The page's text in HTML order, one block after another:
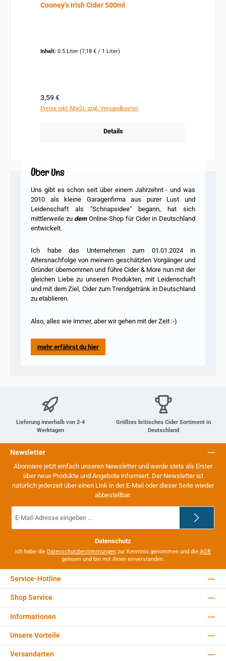
Cooney’s Irish Cider 500ml
Inhalt: 0.5 Liter (7,18 € / 1 Liter)
Regulärer Preis:
3,59 €
Preise inkl. MwSt. zzgl. Versandkosten
Details
Über Uns
Uns gibt es schon seit über einem Jahrzehnt - und was
2010 als kleine Garagenfirmaaus purer Lust und
Leidenschaft als "Schnapsidee" begann, hat sich
mittlerweile zu demOnline-Shop für Cider in Deutschland
entwickelt.
Ich habe das Unternehmen zum 01.01.2024 in
Altersnachfolge von meinem geschätzten Vorgänger und
Gründer übernommen und führe Cider & More nun mit der
gleichen Liebe zu unseren Produkten, mit Leidenschaft
und mit dem Ziel, Cider zum Trendgetränk in Deutschland
zu etablieren.
Also, alles wie immer, aber wir gehen mit der Zeit :-)
mehr erfährst du hier
Lieferung innerhalb von 2-4
Werktagen
Größtes britisches Cider Sortiment in
Deutschland
Newsletter
Abonniere jetzt einfach unseren Newsletter und werde stets als Erster
über neue Produkte und Angebote informiert. Der Newsletter ist
natürlich jederzeit über einen Link in der E-Mail oder dieser Seite wieder
abbestellbar.
Mail-
Datenschutz
Ich habe die Datenschutzbestimmungen zur Kenntnis genommen und die AGB
gelesen und bin mit ihnen einverstanden.
Service-Hotline
Shop Service
Informationen
Unsere Vorteile
Versandarten